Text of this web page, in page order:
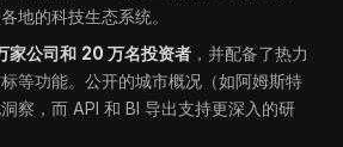
地的科技生态系统。
家公司和 20 万名投资者 ，并配备了热力
等功能。公开的城市概况（如阿姆斯特
察，而 API 和 BI 导出支持更深入的研